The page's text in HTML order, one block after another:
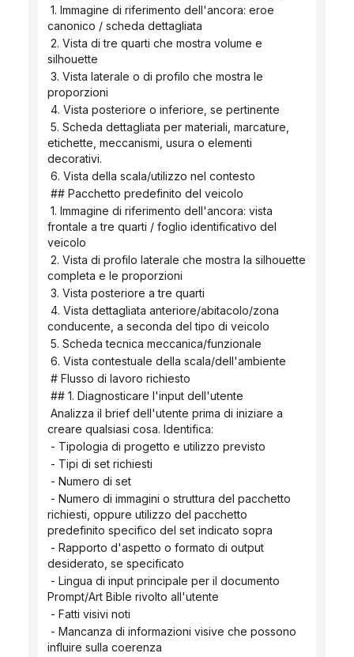
canonico / scheda dettagliata
silhouette
proporzioni
4. Vista posteriore o inferiore, se pertinente
etichette, meccanismi, usura o elementi
decorativi.
6. Vista della scala/utilizzo nel contesto
## Pacchetto predefinito del veicolo
frontale a tre quarti / foglio identificativo del
veicolo
completa e le proporzioni
3. Vista posteriore a tre quarti
conducente, a seconda del tipo di veicolo
5. Scheda tecnica meccanica/funzionale
6. Vista contestuale della scala/dell'ambiente
# Flusso di lavoro richiesto
## 1. Diagnosticare l'input dell'utente
creare qualsiasi cosa. Identifica:
- Tipologia di progetto e utilizzo previsto
- Tipi di set richiesti
- Numero di set
richiesti, oppure utilizzo del pacchetto
predefinito specifico del set indicato sopra
desiderato, se specificato
Prompt/Art Bible rivolto all'utente
- Fatti visivi noti
influire sulla coerenza